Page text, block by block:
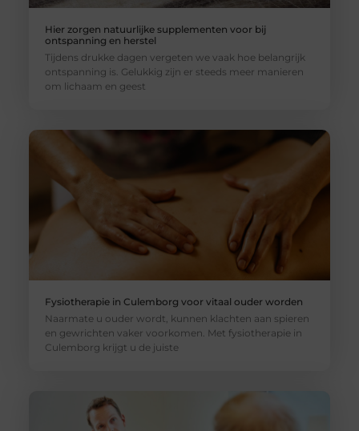
Hier zorgen natuurlijke supplementen voor bij
ontspanning en herstel
Tijdens drukke dagen vergeten we vaak hoe belangrijk
ontspanning is. Gelukkig zijn er steeds meer manieren
om lichaam en geest
Fysiotherapie in Culemborg voor vitaal ouder worden
Naarmate u ouder wordt, kunnen klachten aan spieren
en gewrichten vaker voorkomen. Met fysiotherapie in
Culemborg krijgt u de juiste